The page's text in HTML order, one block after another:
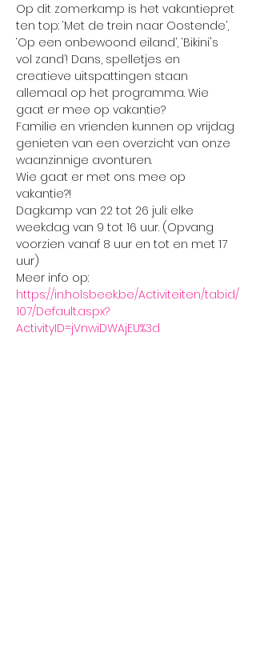
Op dit zomerkamp is het vakantiepret
ten top: ‘Met de trein naar Oostende’,
‘Op een onbewoond eiland’, ‘Bikini's
vol zand’! Dans, spelletjes en
creatieve uitspattingen staan
allemaal op het programma. Wie
gaat er mee op vakantie?
Familie en vrienden kunnen op vrijdag
genieten van een overzicht van onze
waanzinnige avonturen.
Wie gaat er met ons mee op
vakantie?!
Dagkamp van 22 tot 26 juli: elke
weekdag van 9 tot 16 uur. (Opvang
voorzien vanaf 8 uur en tot en met 17
uur)
Meer info op:
https://in.holsbeek.be/Activiteiten/tabid/
107/Default.aspx?
ActivityID=jVnwiDWAjEU%3d